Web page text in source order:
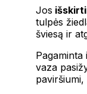
Jos
tulpės
šviesą ir
vaza
paviršiumi,